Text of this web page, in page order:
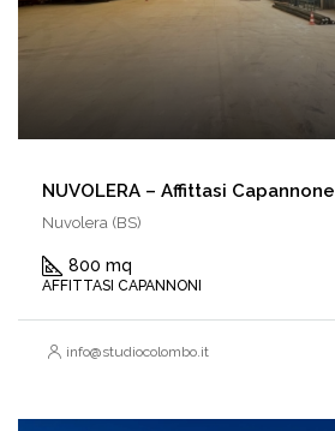
NUVOLERA – Affittasi Capannone
Nuvolera (BS)
800 mq
AFFITTASI CAPANNONI
info@studiocolombo.it